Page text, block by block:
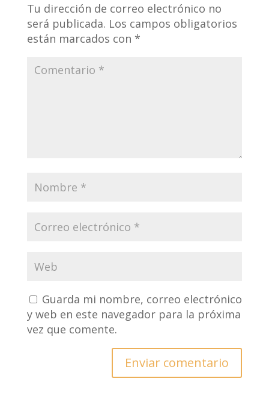
Tu dirección de correo electrónico no
será publicada. Los campos obligatorios
están marcados con *
Guarda mi nombre, correo electrónico
y web en este navegador para la próxima
vez que comente.